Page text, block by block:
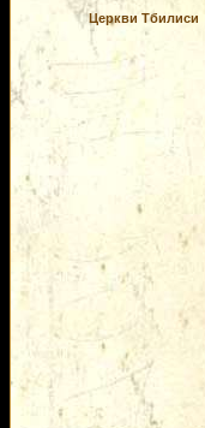
Церкви Тбилиси